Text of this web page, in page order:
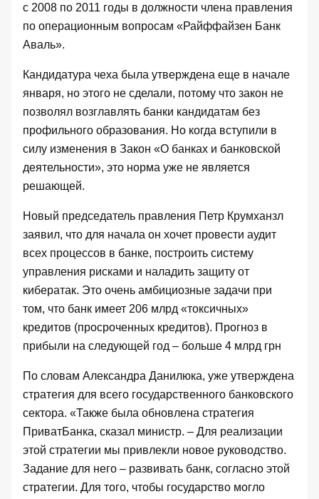
с 2008 по 2011 годы в должности члена правления
по операционным вопросам «Райффайзен Банк
Аваль».
Кандидатура чеха была утверждена еще в начале
января, но этого не сделали, потому что закон не
позволял возглавлять банки кандидатам без
профильного образования. Но когда вступили в
силу изменения в Закон «О банках и банковской
деятельности», это норма уже не является
решающей.
Новый председатель правления Петр Крумханзл
заявил, что для начала он хочет провести аудит
всех процессов в банке, построить систему
управления рисками и наладить защиту от
кибератак. Это очень амбициозные задачи при
том, что банк имеет 206 млрд «токсичных»
кредитов (просроченных кредитов). Прогноз в
прибыли на следующей год – больше 4 млрд грн
По словам Александра Данилюка, уже утверждена
стратегия для всего государственного банковского
сектора. «Также была обновлена стратегия
ПриватБанка, сказал министр. – Для реализации
этой стратегии мы привлекли новое руководство.
Задание для него – развивать банк, согласно этой
стратегии. Для того, чтобы государство могло